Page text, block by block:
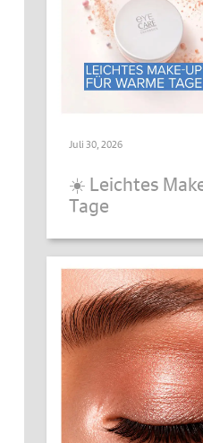
Juli 30, 2026
☀️ Leichtes
Tage